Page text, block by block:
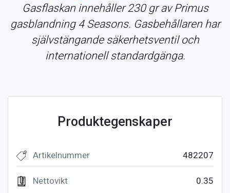
Gasflaskan innehåller 230 gr av Primus
gasblandning 4 Seasons. Gasbehållaren har
självstängande säkerhetsventil och
internationell standardgänga.
Produktegenskaper
482207
Artikelnummer
0.35
Nettovikt